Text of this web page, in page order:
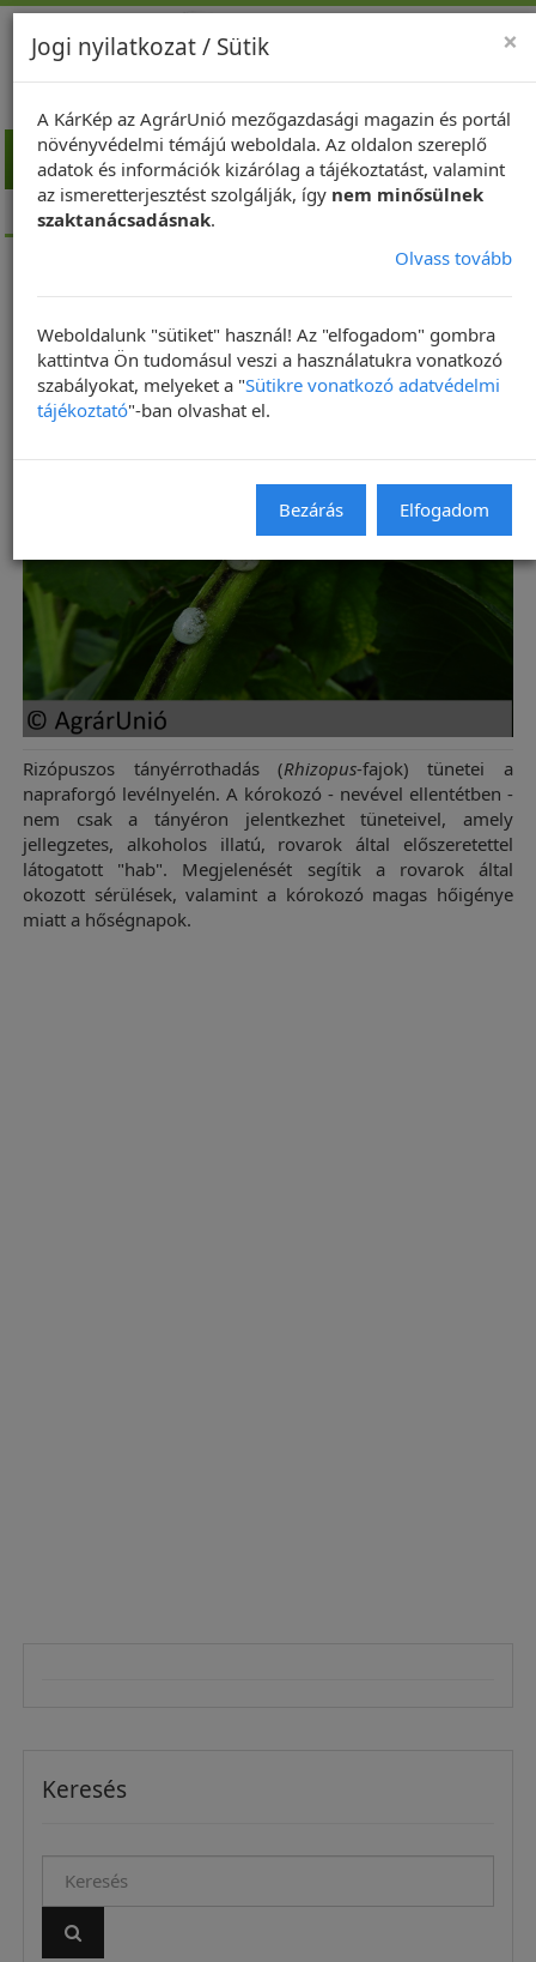
Kezdőlap
NapiKép
NapiKép 2018.08.14.
2018. 08. 13. | Frissítve: 2019. 10. 07. 17:24
NAPIKÉP
Rizópuszos tányérrothadás (Rhizopus-fajok) tünetei a
napraforgó levélnyelén. A kórokozó - nevével ellentétben -
nem csak a tányéron jelentkezhet tüneteivel, amely
jellegzetes, alkoholos illatú, rovarok által előszeretettel
látogatott "hab". Megjelenését segítik a rovarok által
okozott sérülések, valamint a kórokozó magas hőigénye
miatt a hőségnapok.
Keresés
×
Jogi nyilatkozat / Sütik
A KárKép az AgrárUnió mezőgazdasági magazin és portál
növényvédelmi témájú weboldala. Az oldalon szereplő
adatok és információk kizárólag a tájékoztatást, valamint
az ismeretterjesztést szolgálják, így nem minősülnek
szaktanácsadásnak.
Olvass tovább
Weboldalunk "sütiket" használ! Az "elfogadom" gombra
kattintva Ön tudomásul veszi a használatukra vonatkozó
szabályokat, melyeket a "Sütikre vonatkozó adatvédelmi
tájékoztató"-ban olvashat el.
Bezárás Elfogadom